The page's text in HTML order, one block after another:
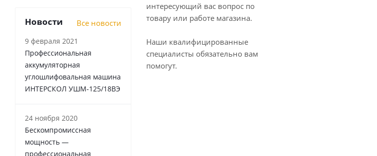
интересующий вас вопрос по
товару или работе магазина.
Наши квалифицированные
специалисты обязательно вам
помогут.
Новости Все новости
9 февраля 2021
Профессиональная
аккумуляторная
углошлифовальная машина
ИНТЕРСКОЛ УШМ-125/18ВЭ
24 ноября 2020
Бескомпромиссная
мощность —
профессиональная